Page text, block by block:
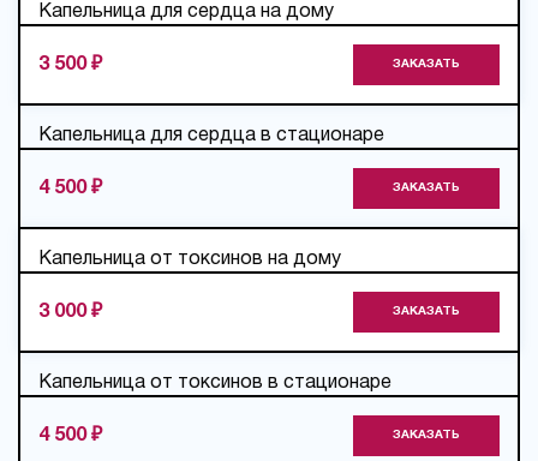
Капельница для сердца на дому
3 500 ₽ ЗАКАЗАТЬ
Капельница для сердца в стационаре
4 500 ₽ ЗАКАЗАТЬ
Капельница от токсинов на дому
3 000 ₽ ЗАКАЗАТЬ
Капельница от токсинов в стационаре
4 500 ₽ ЗАКАЗАТЬ